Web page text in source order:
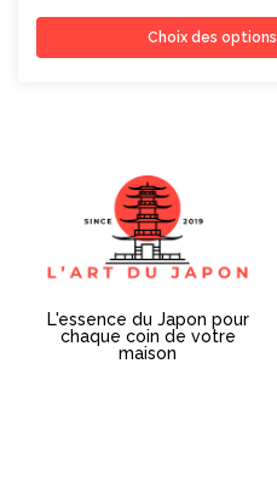
Choix des options
L'essence du Japon pour
chaque coin de votre
maison